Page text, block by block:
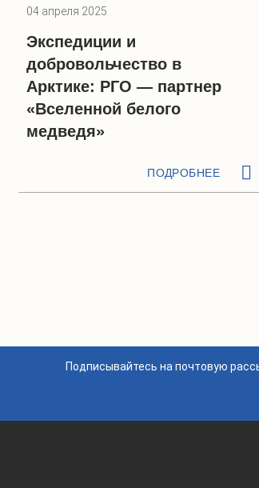
04 апреля 2025
Экспедиции и
добровольчество в
Арктике: РГО — партнер
«Вселенной белого
медведя»
ПОДРОБНЕЕ
Подписывайтесь на почтовую